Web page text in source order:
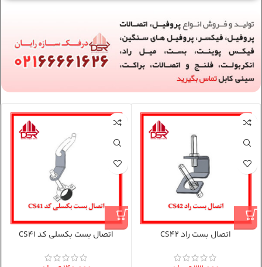
اتصال بست راد CS42 اتصال بست بکسلی کد CS41